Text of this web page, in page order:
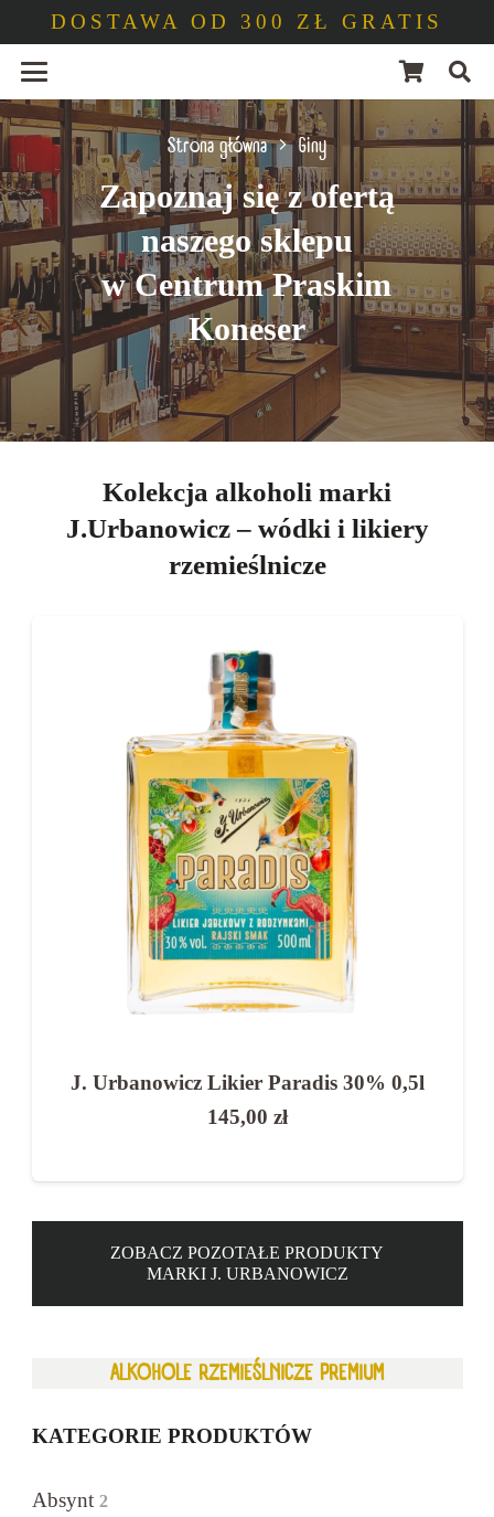
DOSTAWA OD 300 ZŁ GRATIS
Strona główna Giny
Zapoznaj się z ofertą
naszego sklepu
w Centrum Praskim
Koneser
Kolekcja alkoholi marki
J.Urbanowicz – wódki i likiery
rzemieślnicze
J. Urbanowicz Wódka Destylacya 40%
0,5l
ZOBACZ POZOTAŁE PRODUKTY
MARKI J. URBANOWICZ
ALKOHOLE RZEMIEŚLNICZE PREMIUM
KATEGORIE PRODUKTÓW
Absynt 2